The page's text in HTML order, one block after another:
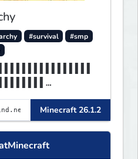
#survival
#smp
Minecraft 26.1.2